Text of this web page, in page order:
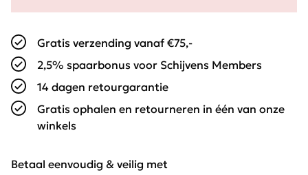
Gratis verzending vanaf €75,-
2,5% spaarbonus voor Schijvens Members
14 dagen retourgarantie
Gratis ophalen en retourneren in één van onze
winkels
Betaal eenvoudig & veilig met